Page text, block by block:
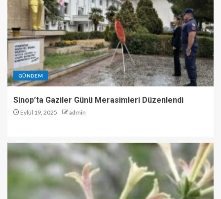
GÜNDEM
Sinop’ta Gaziler Günü Merasimleri Düzenlendi
Eylül 19, 2025 admin